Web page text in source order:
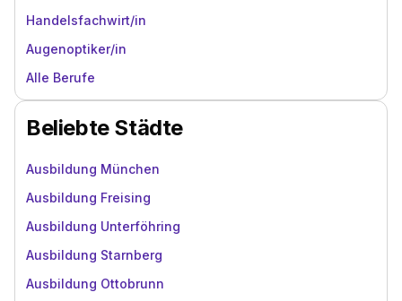
Handelsfachwirt/in
Augenoptiker/in
Alle Berufe
Beliebte Städte
Ausbildung München
Ausbildung Freising
Ausbildung Unterföhring
Ausbildung Starnberg
Ausbildung Ottobrunn